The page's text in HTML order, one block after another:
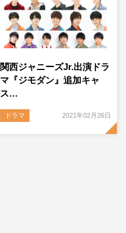
関西ジャニーズJr.出演ドラ
マ『ジモダン』追加キャ
ス…
ドラマ 2021年02月26日